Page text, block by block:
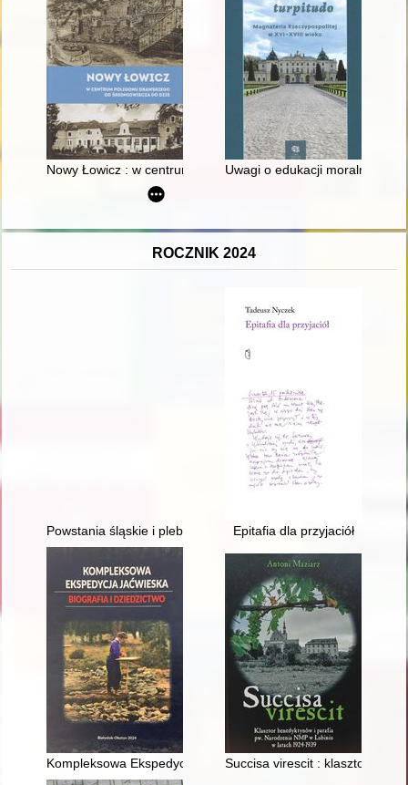
Nowy Łowicz : w centrum poligonu drawskiego od
Uwagi o edukacji moralnej
ROCZNIK 2024
Powstania śląskie i plebiscyt w Kosztowach, Krasowach i
Epitafia dla przyjaciół
Kompleksowa Ekspedycja Jaćwieska : biografia i dziedzictwo
Succisa virescit : klasztor